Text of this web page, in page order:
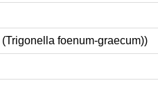
foenum-graecum))